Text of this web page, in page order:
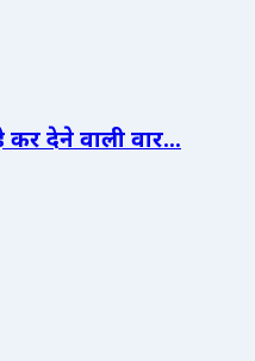
देने वाली वार...